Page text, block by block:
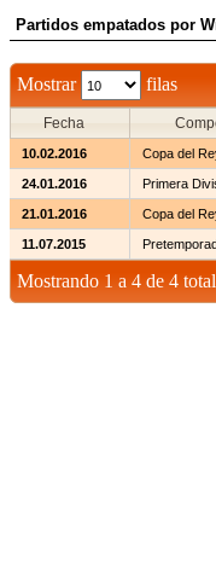
Partidos empatados por
Mostrar filas
Fecha
10.02.2016 Copa del
24.01.2016 Primera
21.01.2016 Copa del
11.07.2015
Mostrando 1 a 4 de 4